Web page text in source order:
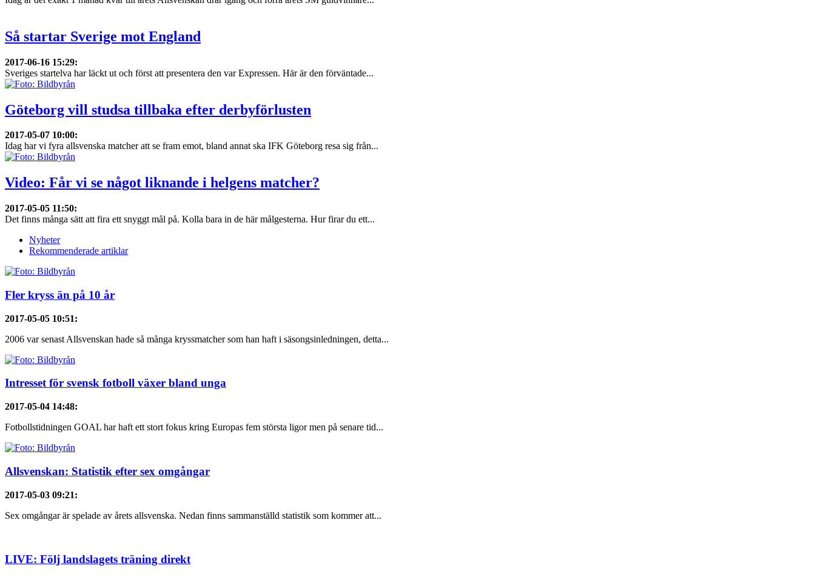
Så startar Sverige mot England
2017-06-16 15:29:
Sveriges startelva har läckt ut och först att presentera den var Expressen. Här är den förväntade...
Göteborg vill studsa tillbaka efter derbyförlusten
2017-05-07 10:00:
Idag har vi fyra allsvenska matcher att se fram emot, bland annat ska IFK Göteborg resa sig från...
Video: Får vi se något liknande i helgens matcher?
2017-05-05 11:50:
Det finns många sätt att fira ett snyggt mål på. Kolla bara in de här målgesterna. Hur firar du ett...
Nyheter
Rekommenderade artiklar
Fler kryss än på 10 år
2017-05-05 10:51:
2006 var senast Allsvenskan hade så många kryssmatcher som han haft i säsongsinledningen, detta...
Intresset för svensk fotboll växer bland unga
2017-05-04 14:48:
Fotbollstidningen GOAL har haft ett stort fokus kring Europas fem största ligor men på senare tid...
Allsvenskan: Statistik efter sex omgångar
2017-05-03 09:21:
Sex omgångar är spelade av årets allsvenska. Nedan finns sammanställd statistik som kommer att...
LIVE: Följ landslagets träning direkt